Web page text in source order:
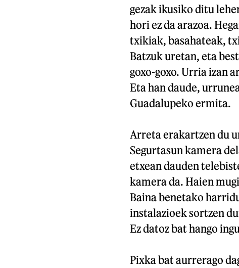
gezak ikusiko ditu
hori ez da arazoa.
txikiak, basahateak,
Batzuk uretan, eta
goxo-goxo. Urria izan
Eta han daude,
Guadalupeko ermita.
Arreta erakartzen du
Segurtasun kamera
etxean dauden
kamera da. Haien
Baina benetako
instalazioek sortzen
Ez datoz bat hango
Pixka bat aurrerago